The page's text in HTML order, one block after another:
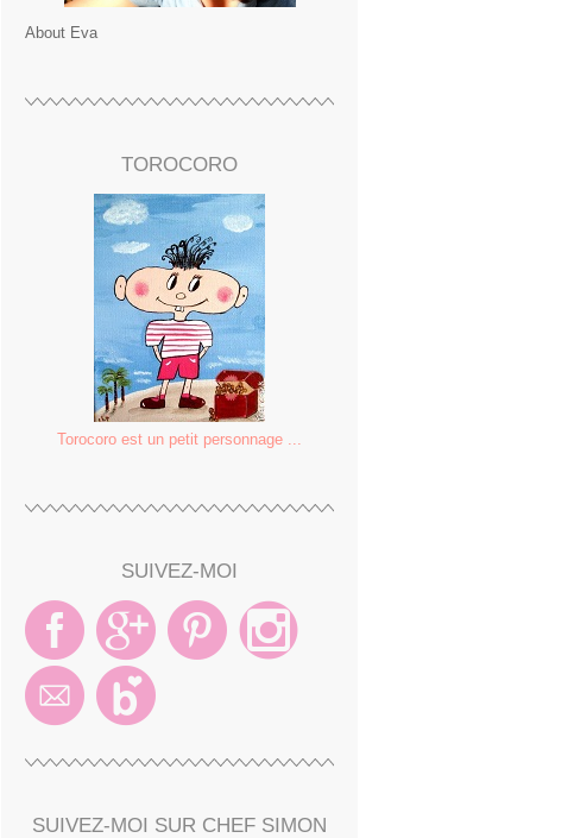
About Eva
TOROCORO
Torocoro est un petit personnage ...
SUIVEZ-MOI
SUIVEZ-MOI SUR CHEF SIMON